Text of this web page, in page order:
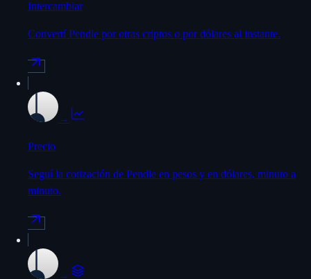
Intercambiar
Convertí Pendle por otras criptos o por dólares al instante.
→
Precio
Seguí la cotización de Pendle en pesos y en dólares, minuto a
minuto.
→